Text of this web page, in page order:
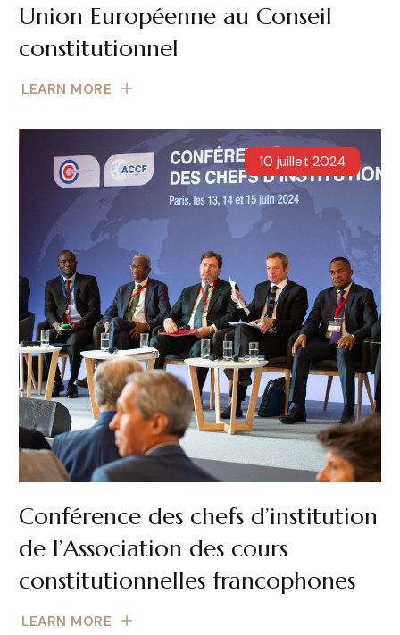
Union Européenne au Conseil
constitutionnel
LEARN MORE
10 juillet 2024
Conférence des chefs d’institution
de l’Association des cours
constitutionnelles francophones
LEARN MORE